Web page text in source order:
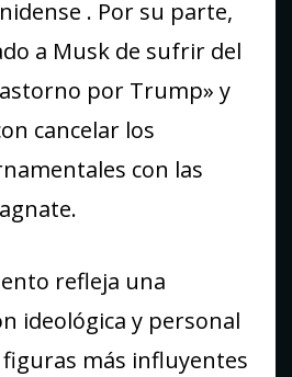
. Por su parte,
a Musk de sufrir del
por Trump» y
cancelar los
con las
refleja una
ideológica y personal
más influyentes